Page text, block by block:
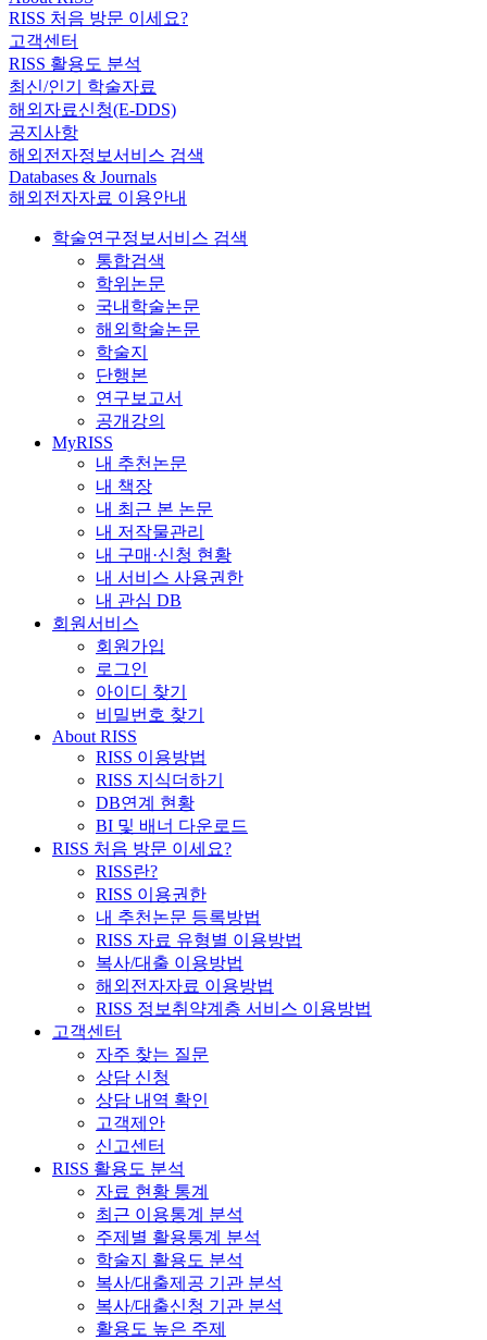
RISS 처음 방문 이세요?
고객센터
RISS 활용도 분석
최신/인기 학술자료
해외자료신청(E-DDS)
공지사항
해외전자정보서비스 검색
Databases & Journals
해외전자자료 이용안내
학술연구정보서비스 검색
통합검색
학위논문
국내학술논문
해외학술논문
학술지
단행본
연구보고서
공개강의
MyRISS
내 추천논문
내 책장
내 최근 본 논문
내 저작물관리
내 구매·신청 현황
내 서비스 사용권한
내 관심 DB
회원서비스
회원가입
로그인
아이디 찾기
비밀번호 찾기
About RISS
RISS 이용방법
RISS 지식더하기
DB연계 현황
BI 및 배너 다운로드
RISS 처음 방문 이세요?
RISS란?
RISS 이용권한
내 추천논문 등록방법
RISS 자료 유형별 이용방법
복사/대출 이용방법
해외전자자료 이용방법
RISS 정보취약계층 서비스 이용방법
고객센터
자주 찾는 질문
상담 신청
상담 내역 확인
고객제안
신고센터
RISS 활용도 분석
자료 현황 통계
최근 이용통계 분석
주제별 활용통계 분석
학술지 활용도 분석
복사/대출제공 기관 분석
복사/대출신청 기관 분석
활용도 높은 주제